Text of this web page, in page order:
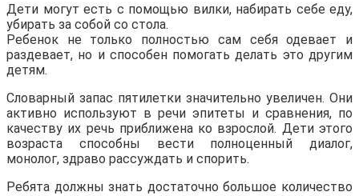
Дети могут есть с помощью вилки, набирать себе еду,
убирать за собой со стола.
Ребенок не только полностью сам себя одевает и
раздевает, но и способен помогать делать это другим
детям.
Словарный запас пятилетки значительно увеличен. Они
активно используют в речи эпитеты и сравнения, по
качеству их речь приближена ко взрослой. Дети этого
возраста способны вести полноценный диалог,
монолог, здраво рассуждать и спорить.
Ребята должны знать достаточно большое количество